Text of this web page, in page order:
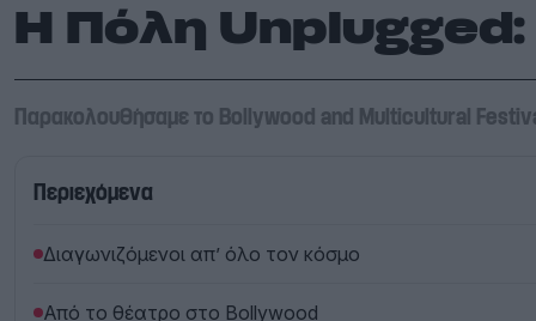
Η Πόλη
Παρακολουθήσαμε το Bollywood and Multicultural
Περιεχόμενα
Διαγωνιζόμενοι απ’ όλο τον κόσμο
Από το θέατρο στο Bollywood